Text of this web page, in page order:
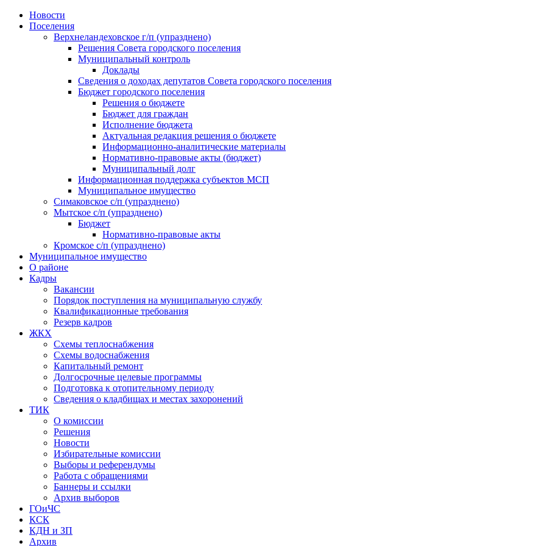
Skip
Новости
Поселения
Верхнеландеховское г/п (упразднено)
Решения Совета городского поселения
Муниципальный контроль
Доклады
Сведения о доходах депутатов Совета городского поселения
Бюджет городского поселения
Решения о бюджете
Бюджет для граждан
Исполнение бюджета
Актуальная редакция решения о бюджете
Информационно-аналитические материалы
Нормативно-правовые акты (бюджет)
Муниципальный долг
Информационная поддержка субъектов МСП
Муниципальное имущество
Симаковское с/п (упразднено)
Мытское с/п (упразднено)
Бюджет
Нормативно-правовые акты
Кромское с/п (упразднено)
Муниципальное имущество
О районе
Кадры
Вакансии
Порядок поступления на муниципальную службу
Квалификационные требования
Резерв кадров
ЖКХ
Схемы теплоснабжения
Схемы водоснабжения
Капитальный ремонт
Долгосрочные целевые программы
Подготовка к отопительному периоду
Сведения о кладбищах и местах захоронений
ТИК
О комиссии
Решения
Новости
Избирательные комиссии
Выборы и референдумы
Работа с обращениями
Баннеры и ссылки
Архив выборов
ГОиЧС
КСК
КДН и ЗП
Архив